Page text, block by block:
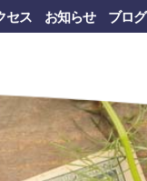
セス お知らせ ブログ